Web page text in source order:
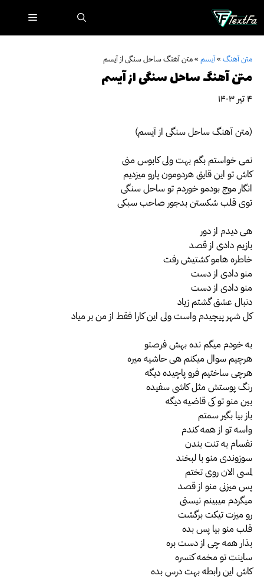
محتوا
فهرست
متن آهنگ »آیسم »متن آهنگ ساحل سنگی از آیسم
متن آهنگ ساحل سنگی از آیسم
۴ تیر ۱۴۰۳
(متن آهنگ ساحل سنگی از آیسم)
نمی خواستم بگم بهت ولی کابوس منی
کاش تو این قایق هردومون پارو میزدیم
انگار موج بودمو خوردم تو ساحل سنگی
توی قلب شکستن بدجور صاحب سبکی
هی دیدم از دور
بازیم دادی از قصد
خاطره هامو کشتیش رفت
منو دادی از دست
منو دادی از دست
دنبال عشق گشتم زیاد
کل شهر پیچیدم واست ولی این کارا فقط از من بر میاد
به خودم میگم نده بهش فرصتو
هرچیم سوال میکنم هی حاشیه میره
هرچی ساختیم فرو پاچیده دیگه
رنگ پوستش مثل کاشی سفیده
بین منو تو کی قاضیه دیگه
باز بیا بگیر سمتم
واسه تو از همه کندم
نفسام به تنت بندن
سوزوندی منو با لبخند
لمسی الان روی تختم
پس میزنی منو از قصد
میگردم میبینم نیستی
رو میزت تیکت برگشت
قلب منو بیا پس بده
بذار همه چی از دست بره
ساینت تو مخمه کنسره
کاش این رابطه بهت درس بده